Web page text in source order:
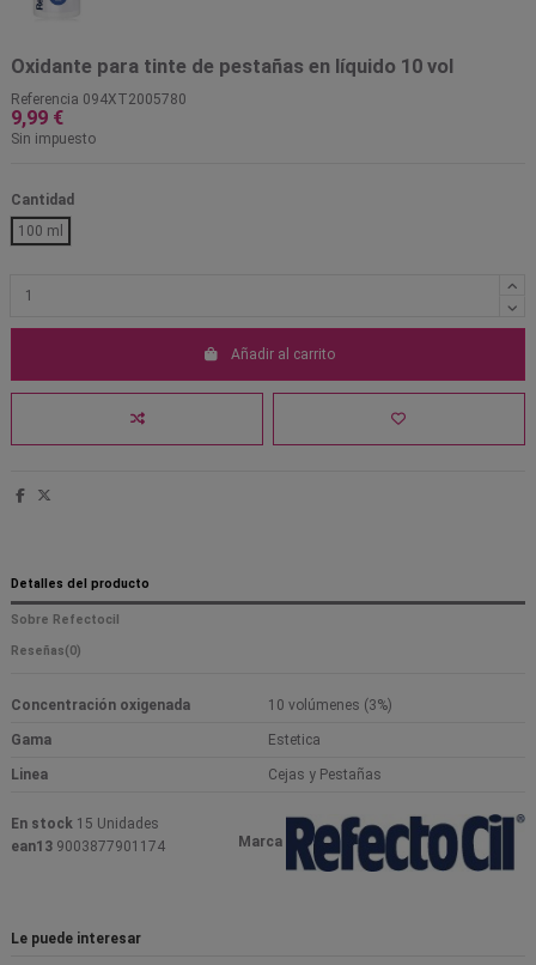
Oxidante para tinte de pestañas en líquido 10 vol
Referencia 094XT2005780
9,99 €
Sin impuesto
Cantidad
100 ml
Añadir al carrito
Detalles del producto
Sobre Refectocil
Reseñas(0)
Concentración oxigenada 10 volúmenes (3%)
Gama Estetica
Linea Cejas y Pestañas
Marca
En stock 15 Unidades
ean13 9003877901174
Le puede interesar